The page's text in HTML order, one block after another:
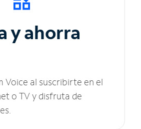
y ahorra
Voice al suscribirte en el
o TV y disfruta de